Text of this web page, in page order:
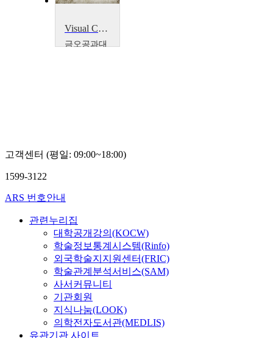
Visual C# GUI 프로그래밍
금오공과대
고객센터 (평일: 09:00~18:00)
1599-3122
ARS 번호안내
관련누리집
대학공개강의(KOCW)
학술정보통계시스템(Rinfo)
외국학술지지원센터(FRIC)
학술관계분석서비스(SAM)
사서커뮤니티
기관회원
지식나눔(LOOK)
의학전자도서관(MEDLIS)
유관기관 사이트